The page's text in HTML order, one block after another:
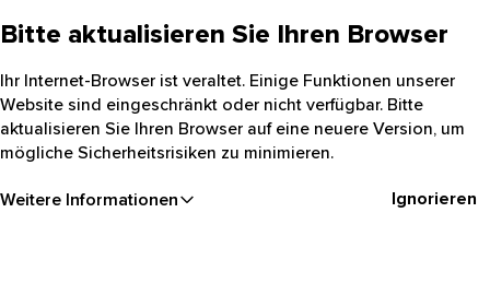
Bitte aktualisieren Sie Ihren Browser
Ihr Internet-Browser ist veraltet. Einige Funktionen unserer
Website sind eingeschränkt oder nicht verfügbar. Bitte
aktualisieren Sie Ihren Browser auf eine neuere Version, um
mögliche Sicherheitsrisiken zu minimieren.
Weitere Informationen Ignorieren